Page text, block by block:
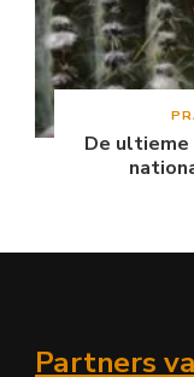
De ultieme
Partners